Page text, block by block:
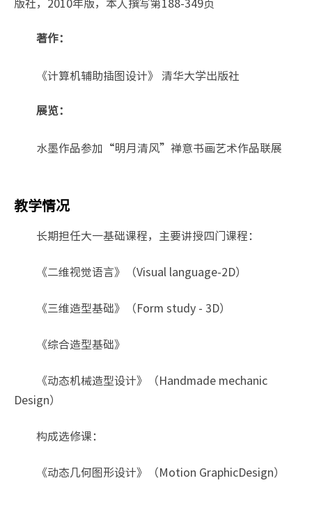
著作：
《计算机辅助插图设计》 清华大学出版社
展览：
水墨作品参加“明月清风”禅意书画艺术作品联展
教学情况
长期担任大一基础课程，主要讲授四门课程：
《二维视觉语言》（Visual language-2D）
《三维造型基础》（Form study - 3D）
《综合造型基础》
《动态机械造型设计》（Handmade mechanic
Design）
构成选修课：
《动态几何图形设计》（Motion GraphicDesign）